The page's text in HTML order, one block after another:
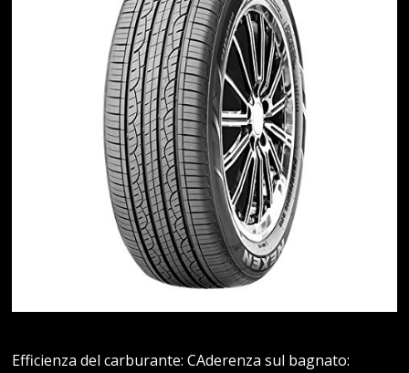
Efficienza del carburante: CAderenza sul bagnato: